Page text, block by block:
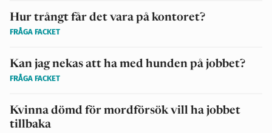
Hur trångt får det vara på kontoret?
FRÅGA FACKET
Kan jag nekas att ha med hunden på jobbet?
FRÅGA FACKET
Kvinna dömd för mordförsök vill ha jobbet
tillbaka